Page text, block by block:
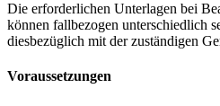
Die erforderlichen Unterlagen bei
können fallbezogen unterschiedlich
diesbezüglich mit der zuständigen
Voraussetzungen